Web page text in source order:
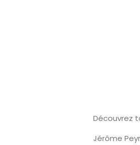
Découvrez
Jérôme